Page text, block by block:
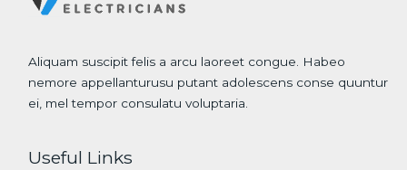
Aliquam suscipit felis a arcu laoreet congue. Habeo
nemore appellanturusu putant adolescens conse quuntur
ei, mel tempor consulatu voluptaria.
Useful Links